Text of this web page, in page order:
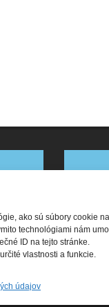
ako sú súbory cookie na
technológiami nám
ID na tejto stránke.
vlastnosti a funkcie.
údajov
osobných